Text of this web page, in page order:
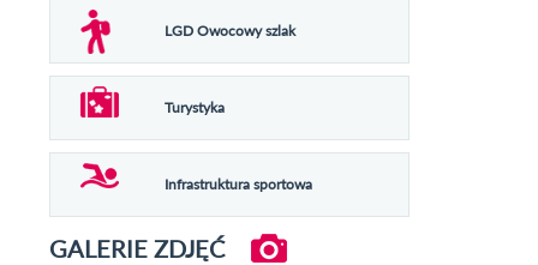
LGD Owocowy szlak
Turystyka
Infrastruktura sportowa
GALERIE ZDJĘĆ